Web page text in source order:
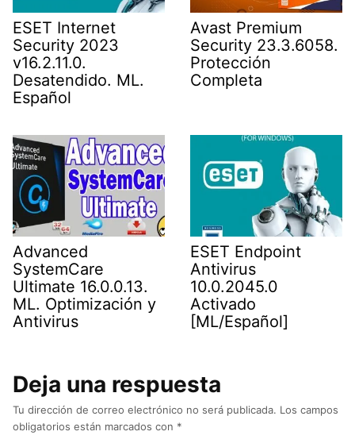
ESET Internet
Security 2023
v16.2.11.0.
Desatendido. ML.
Español
Avast Premium
Security 23.3.6058.
Protección
Completa
Advanced
SystemCare
Ultimate 16.0.0.13.
ML. Optimización y
Antivirus
ESET Endpoint
Antivirus
10.0.2045.0
Activado
[ML/Español]
Deja una respuesta
Tu dirección de correo electrónico no será publicada. Los campos
obligatorios están marcados con *